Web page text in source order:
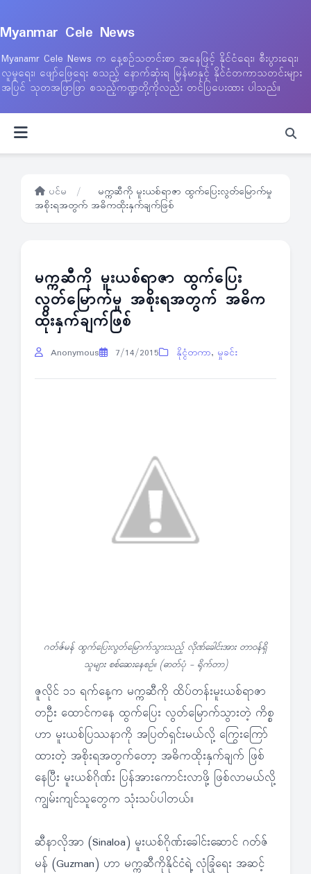
Myanmar Cele News
Myanamr Cele News က နေ့စဉ်သတင်းစာ အနေဖြင့် နိုင်ငံရေး၊ စီးပွားရေး၊
လူမှုရေး၊ ဖျော်ဖြေရေး စသည့် နောက်ဆုံးရ မြန်မာနှင့် နိုင်ငံတကာသတင်းများ
အပြင် သုတအဖြာဖြာ စသည့်ကဏ္ဍတို့ကိုလည်း တင်ပြပေးထား ပါသည်။
ပင်မ /
မက္ကဆီကို မူးယစ်ရာဇာ ထွက်ပြေးလွတ်မြောက်မှု
အစိုးရအတွက် အဓိကထိုးနှက်ချက်ဖြစ်
မက္ကဆီကို မူးယစ်ရာဇာ ထွက်ပြေး
လွတ်မြောက်မှု အစိုးရအတွက် အဓိက
ထိုးနှက်ချက်ဖြစ်
Anonymous 7/14/2015 နိုင္ငံတကာ, မှုခင်း
ဂတ်ဇ်မန် ထွက်ပြေးလွတ်မြောက်သွားသည့် လိုဏ်ခေါင်းအား တာဝန်ရှိ
သူများ စစ်ဆေးနေစဉ်။ (ဓာတ်ပုံ - ရိုက်တာ)
ဇူလိုင် ၁၁ ရက်နေ့က မက္ကဆီကို ထိပ်တန်းမူးယစ်ရာဇာ
တဦး ထောင်ကနေ ထွက်ပြေး လွတ်မြောက်သွားတဲ့ ကိစ္စ
ဟာ မူးယစ်ပြဿနာကို အပြတ်ရှင်းမယ်လို့ ကြွေးကြော်
ထားတဲ့ အစိုးရအတွက်တော့ အဓိကထိုးနှက်ချက် ဖြစ်
နေပြီး မူးယစ်ဂိုဏ်း ပြန်အားကောင်းလာဖို့ ဖြစ်လာမယ်လို့
ကျွမ်းကျင်သူတွေက သုံးသပ်ပါတယ်။
ဆီနာလိုအာ (Sinaloa) မူးယစ်ဂိုဏ်းခေါင်းဆောင် ဂတ်ဇ်
မန် (Guzman) ဟာ မက္ကဆီကိုနိုင်ငံရဲ့ လုံခြုံရေး အဆင့်